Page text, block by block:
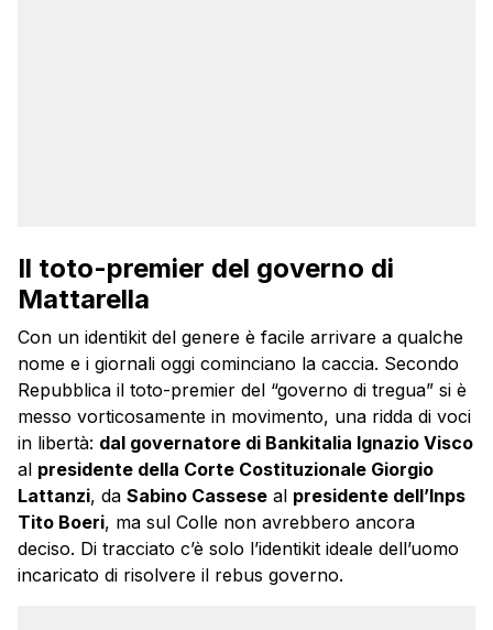
Il toto-premier del governo di
Mattarella
Con un identikit del genere è facile arrivare a qualche
nome e i giornali oggi cominciano la caccia. Secondo
Repubblica il toto-premier del “governo di tregua” si è
messo vorticosamente in movimento, una ridda di voci
in libertà: dal governatore di Bankitalia Ignazio Visco
al presidente della Corte Costituzionale Giorgio
Lattanzi, da Sabino Cassese al presidente dell’Inps
Tito Boeri, ma sul Colle non avrebbero ancora
deciso. Di tracciato c’è solo l’identikit ideale dell’uomo
incaricato di risolvere il rebus governo.